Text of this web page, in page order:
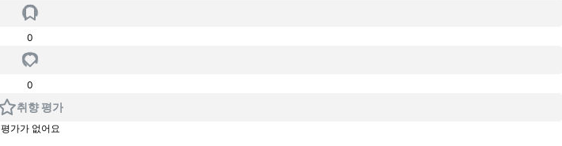
0
0
취향 평가
평가가 없어요